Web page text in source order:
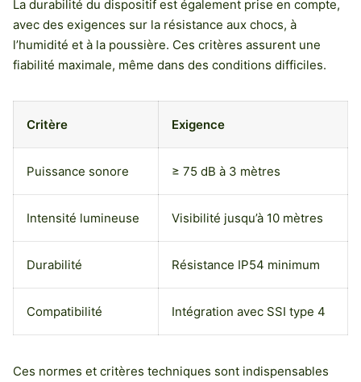
La durabilité du dispositif est également prise en compte,
avec des exigences sur la résistance aux chocs, à
l’humidité et à la poussière. Ces critères assurent une
fiabilité maximale, même dans des conditions difficiles.
Critère Exigence
Puissance sonore ≥ 75 dB à 3 mètres
Intensité lumineuse Visibilité jusqu’à 10 mètres
Durabilité Résistance IP54 minimum
Compatibilité Intégration avec SSI type 4
Ces normes et critères techniques sont indispensables